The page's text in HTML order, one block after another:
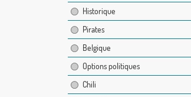
Historique
Pirates
Belgique
Options politiques
Chili